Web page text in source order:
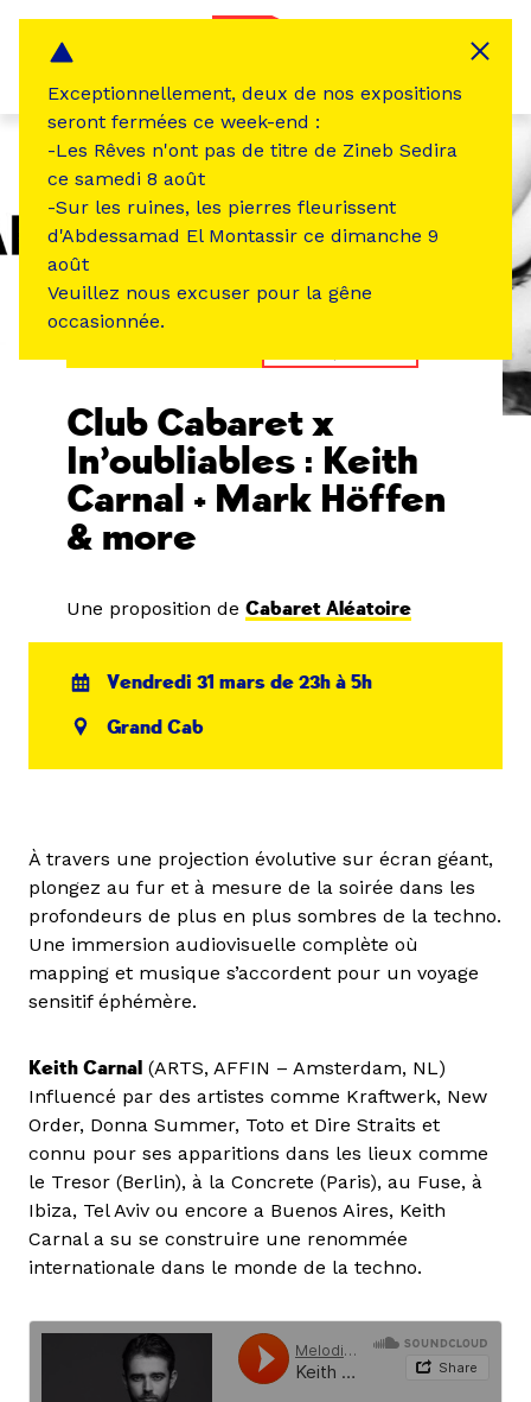
Club Cabaret x
In’oubliables : Keith
Carnal + Mark Höffen
& more
Une proposition de Cabaret Aléatoire
Vendredi 31 mars de 23h à 5h
Grand Cab
À travers une projection évolutive sur écran géant,
plongez au fur et à mesure de la soirée dans les
profondeurs de plus en plus sombres de la techno.
Une immersion audiovisuelle complète où
mapping et musique s’accordent pour un voyage
sensitif éphémère.
Keith Carnal (ARTS, AFFIN – Amsterdam, NL)
Influencé par des artistes comme Kraftwerk, New
Order, Donna Summer, Toto et Dire Straits et
connu pour ses apparitions dans les lieux comme
le Tresor (Berlin), à la Concrete (Paris), au Fuse, à
Ibiza, Tel Aviv ou encore a Buenos Aires, Keith
Carnal a su se construire une renommée
internationale dans le monde de la techno.
Exceptionnellement, deux de nos expositions
seront fermées ce week-end :
-Les Rêves n'ont pas de titre de Zineb Sedira
ce samedi 8 août
-Sur les ruines, les pierres fleurissent
d'Abdessamad El Montassir ce dimanche 9
août
Veuillez nous excuser pour la gêne
occasionnée.
Panneau de gestion des cookies